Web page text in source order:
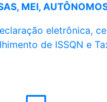
MEI,
eletrônica,
de ISSQN e